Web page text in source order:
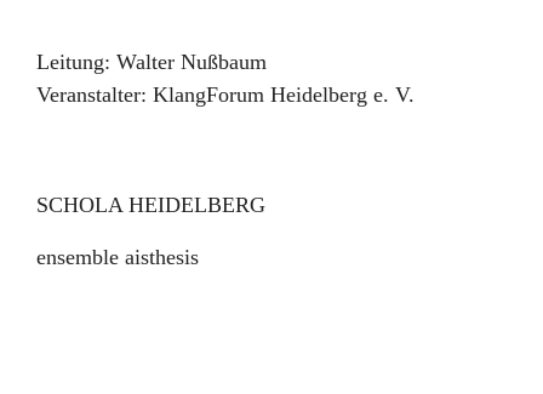
Leitung: Walter Nußbaum
Veranstalter: KlangForum Heidelberg e. V.
SCHOLA HEIDELBERG
ensemble aisthesis